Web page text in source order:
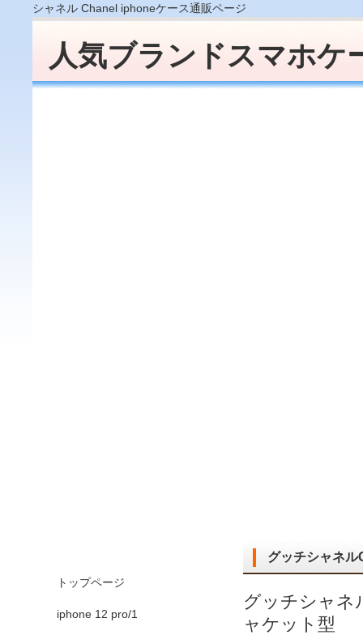
シャネル Chanel iphoneケース通販ページ
人気ブランドスマホケ
グッチシャネ
グッチシャネ
ャケット型
トップページ
iphone 12 pro/1